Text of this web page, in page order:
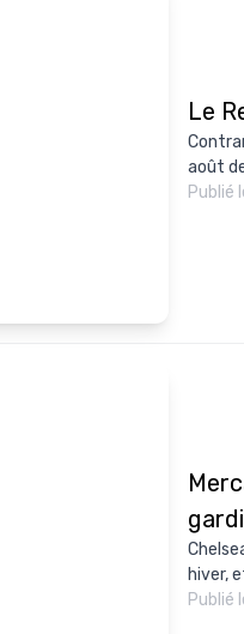
Le
août
hiver,
Publié